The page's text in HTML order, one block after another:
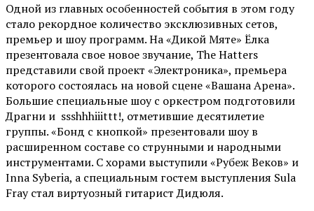
Одной из главных особенностей события в этом году
стало рекордное количество эксклюзивных сетов,
премьер и шоу программ. На «Дикой Мяте» Ёлка
презентовала свое новое звучание, The Hatters
представили свой проект «Электроника», премьера
которого состоялась на новой сцене «Вашана Арена».
Большие специальные шоу с оркестром подготовили
Драгни и ssshhhiiittt!, отметившие десятилетие
группы. «Бонд с кнопкой» презентовали шоу в
расширенном составе со струнными и народными
инструментами. С хорами выступили «Рубеж Веков» и
Inna Syberia, а специальным гостем выступления Sula
Fray стал виртуозный гитарист Дидюля.